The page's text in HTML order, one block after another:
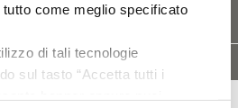
come meglio specificato
di tali tecnologie
sul tasto “Accetta tutti i
MODELLO
3D
RICAMBI